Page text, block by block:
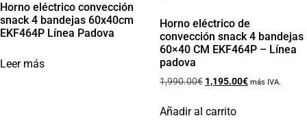
Horno eléctrico convección
snack 4 bandejas 60x40cm
EKF464P Línea Padova
Leer más
Horno eléctrico de
convección snack 4 bandejas
60×40 CM EKF464P – Línea
padova
1,990.00€ 1,195.00€ más IVA.
Añadir al carrito